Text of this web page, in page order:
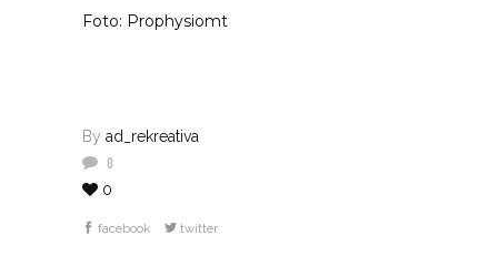
Foto: Prophysiomt
By ad_rekreativa
0
0
facebook twitter